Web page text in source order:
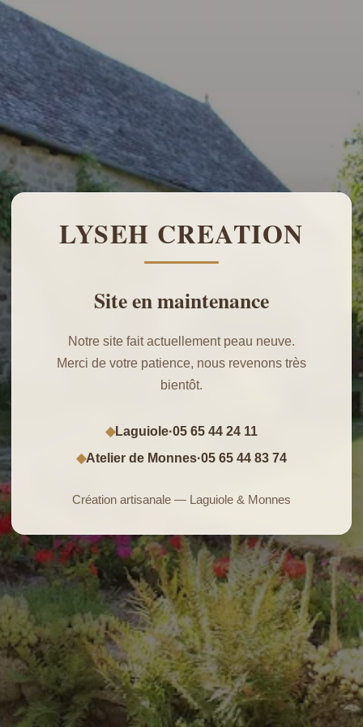
LYSEH CREATION
Site en maintenance
Notre site fait actuellement peau neuve.
Merci de votre patience, nous revenons très
bientôt.
◆Laguiole·05 65 44 24 11
◆Atelier de Monnes·05 65 44 83 74
Création artisanale — Laguiole & Monnes